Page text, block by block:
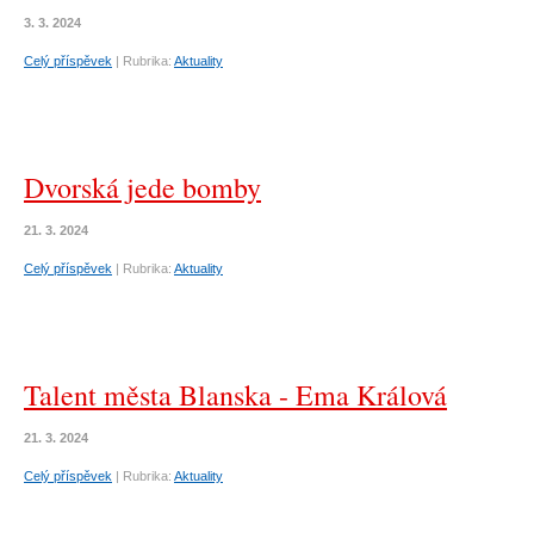
3. 3. 2024
Celý příspěvek | Rubrika: Aktuality
Dvorská jede bomby
21. 3. 2024
Celý příspěvek | Rubrika: Aktuality
Talent města Blanska - Ema Králová
21. 3. 2024
Celý příspěvek | Rubrika: Aktuality